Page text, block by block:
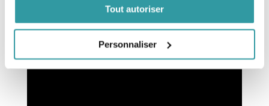
Tout autoriser
Personnaliser
Financement des formations
Notre organisme de formation est inscrit au
DataDock
depuis le 15/05/2019 sous lenuméro 0064234.